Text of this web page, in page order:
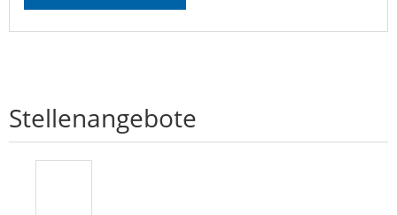
Stellenangebote